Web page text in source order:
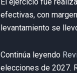
efectivas, con
levantamiento se
Continúa leyendo
elecciones de 2027.